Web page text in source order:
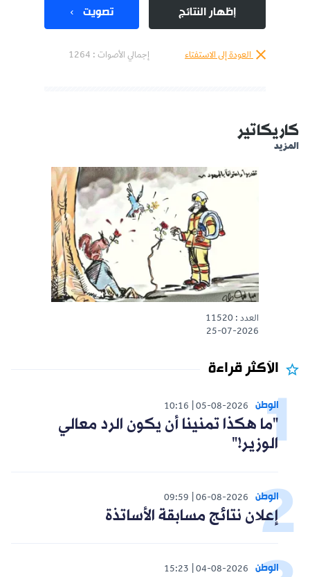
إظهار النتائج تصويت
العودة إلى الاستفتاء إجمالي الأصوات : 1264
كاريكاتير
المزيد
العدد : 11520
25-07-2026
الأكثر قراءة
الوطن 05-08-2026
10:16
"ما هكذا تمنينا أن يكون الرد معالي
الوزير!"
الوطن 06-08-2026
09:59
إعلان نتائج مسابقة الأساتذة
الوطن 04-08-2026
15:23